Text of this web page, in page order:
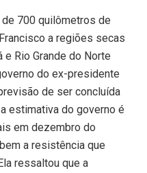
700 quilômetros de
a regiões secas
e Rio Grande do Norte
do ex-presidente
de ser concluída
estimativa do governo é
em dezembro do
a resistência que
ressaltou que a